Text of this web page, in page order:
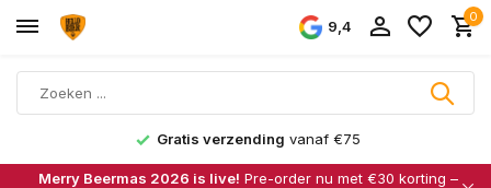
9,4
0
Gratis verzending vanaf €75
Merry Beermas 2026 is live! Pre-order nu met €30 korting –